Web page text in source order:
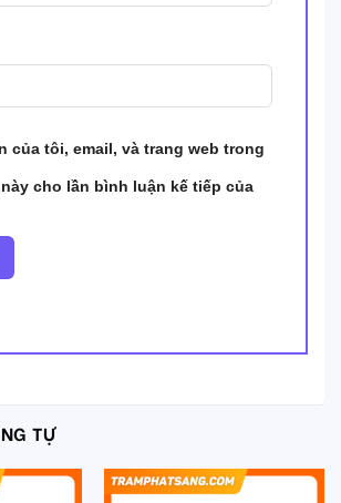
của tôi, email, và trang web trong
cho lần bình luận kế tiếp của
TỰ